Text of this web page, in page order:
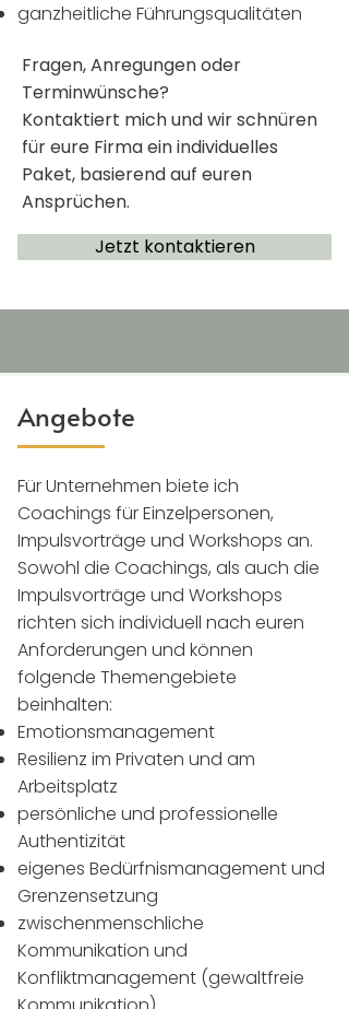
ganzheitliche Führungsqualitäten
Fragen, Anregungen oder
Terminwünsche?
Kontaktiert mich und wir schnüren
für eure Firma ein individuelles
Paket, basierend auf euren
Ansprüchen.
Jetzt kontaktieren
Angebote
Für Unternehmen biete ich
Coachings für Einzelpersonen,
Impulsvorträge und Workshops an.
Sowohl die Coachings, als auch die
Impulsvorträge und Workshops
richten sich individuell nach euren
Anforderungen und können
folgende Themengebiete
beinhalten:
Emotionsmanagement​
Resilienz im Privaten und am
Arbeitsplatz
persönliche und professionelle
Authentizität
eigenes Bedürfnismanagement und
Grenzensetzung
zwischenmenschliche
Kommunikation und
Konfliktmanagement (gewaltfreie